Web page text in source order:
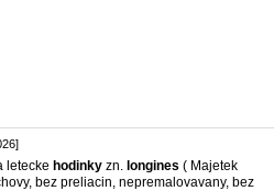
letecke hodinky zn. longines ( Majetek
bez preliacin, nepremalovavany, bez